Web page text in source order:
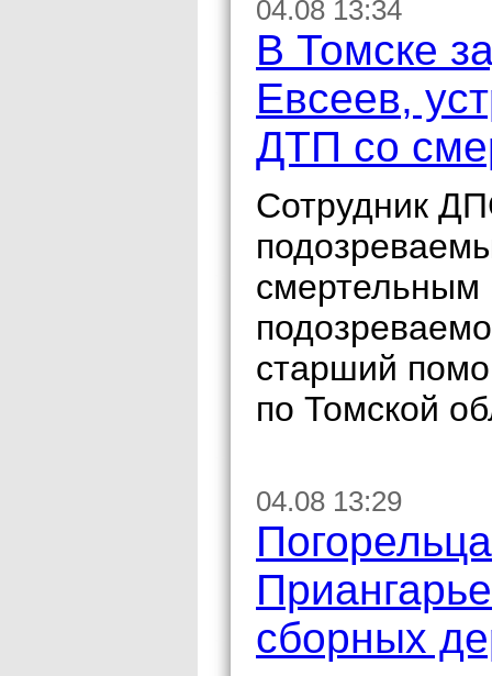
04.08 13:34
В Томске
Евсеев,
ДТП со
Сотрудник
смертельным
старший
по Томской
04.08 13:29
сборных